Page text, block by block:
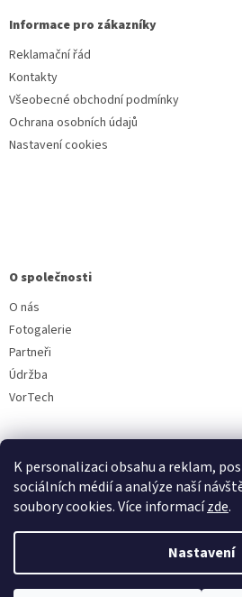
K personalizaci obsahu a reklam,
sociálních médií a analýze naší
soubory cookies. Více informacízde.
Nastavení
Informace pro zákazníky
Reklamační řád
Kontakty
Všeobecné obchodní podmínky
Ochrana osobních údajů
Nastavení cookies
O společnosti
O nás
Fotogalerie
Partneři
Údržba
VorTech